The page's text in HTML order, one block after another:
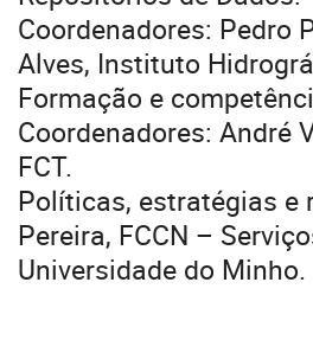
Coordenadores: Pedro
Alves, Instituto
Formação e
Coordenadores: André
FCT.
Políticas, estratégias e
Pereira, FCCN –
Universidade do Minho.